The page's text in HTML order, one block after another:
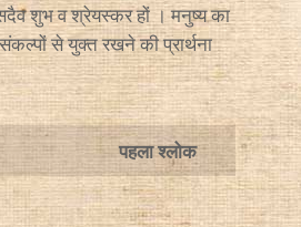
शुभ व श्रेयस्कर हों । मनुष्य का
से युक्त रखने की प्रार्थना
पहला श्लोक